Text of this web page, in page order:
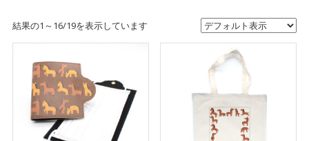
結果の1～16/19を表示しています